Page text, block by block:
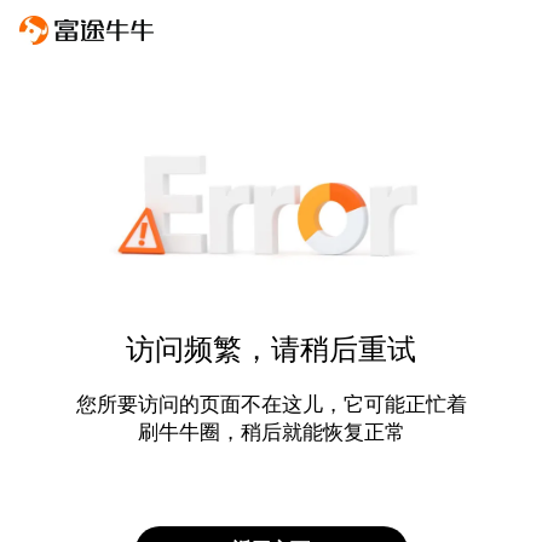
访问频繁，请稍后重试
您所要访问的页面不在这儿，它可能正忙着
刷牛牛圈，稍后就能恢复正常